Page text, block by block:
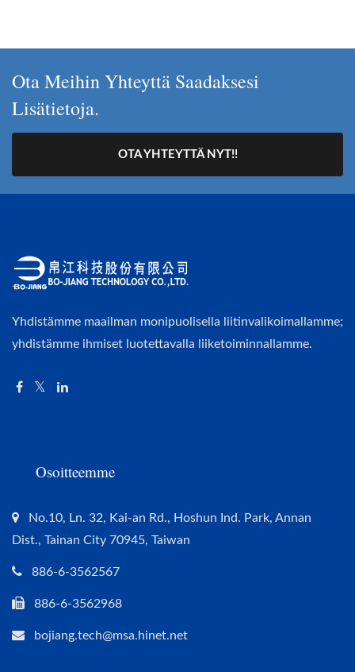
Ota Meihin Yhteyttä Saadaksesi
Lisätietoja.
OTA YHTEYTTÄ NYT!!
Yhdistämme maailman monipuolisella liitinvalikoimallamme;
yhdistämme ihmiset luotettavalla liiketoiminnallamme.
Osoitteemme
No.10, Ln. 32, Kai-an Rd., Hoshun Ind. Park, Annan
Dist., Tainan City 70945, Taiwan
886-6-3562567
886-6-3562968
bojiang.tech@msa.hinet.net